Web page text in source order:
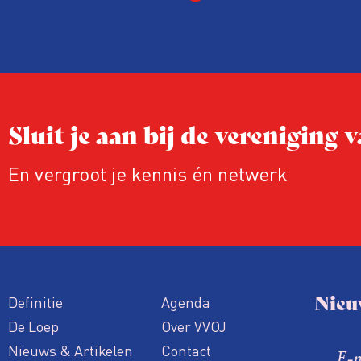
Sluit je aan bij de vereniging
En vergroot je kennis én netwerk
Definitie
De Loep
Nieuws & Artikelen
Agenda
Over VVOJ
Contact